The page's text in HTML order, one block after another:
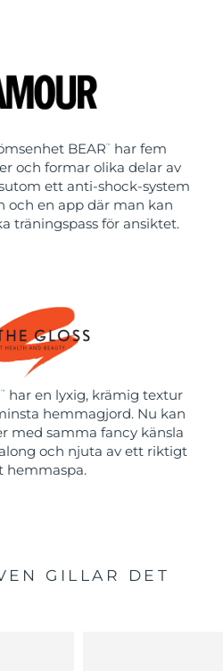
BEAR ™
har fem
och formar olika delar av
ett anti-shock-system
och en app där man kan
träningspass för ansiktet.
™
har en lyxig, krämig textur
hemmagjord. Nu kan
med samma fancy känsla
och njuta av ett riktigt
hemmaspa.
GILLAR DET